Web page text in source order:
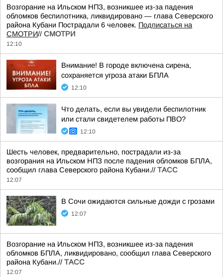
Возгорание на Ильском НПЗ, возникшее из-за падения
обломков беспилотника, ликвидировано — глава Северского
района Кубани Пострадали 6 человек. Подписаться на
СМОТРИ// СМОТРИ
12:10
Внимание! В городе включена сирена,
сохраняется угроза атаки БПЛА
12:10
Что делать, если вы увидели беспилотник
или стали свидетелем работы ПВО?
12:10
Шесть человек, предварительно, пострадали из-за
возгорания на Ильском НПЗ после падения обломков БПЛА,
сообщил глава Северского района Кубани.// ТАСС
12:07
В Сочи ожидаются сильные дожди с грозами
12:07
Возгорание на Ильском НПЗ, возникшее из-за падения
обломков БПЛА, ликвидировано, сообщил глава Северского
района Кубани.// ТАСС
12:07